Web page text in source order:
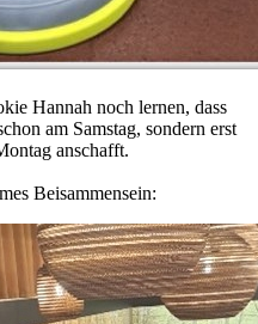
Hannah noch lernen, dass
am Samstag, sondern erst
anschafft.
Beisammensein: